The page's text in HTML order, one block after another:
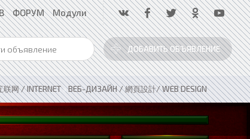
ФОРУМ Модули
ДОБАВИТЬ ОБЪЯВЛЕНИЕ
网 / INTERNET»ВЕБ-ДИЗАЙН / 網頁設計/ WEB DESIGN